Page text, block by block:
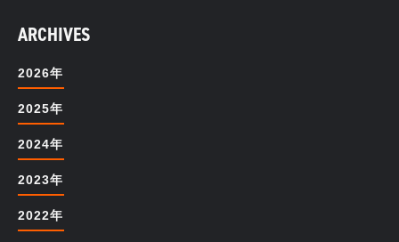
ARCHIVES
2026年
2025年
2024年
2023年
2022年